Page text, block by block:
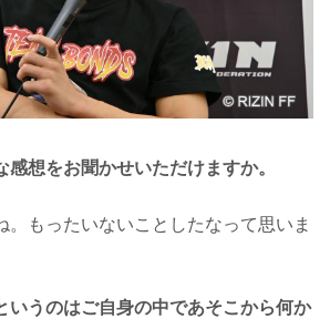
感想をお聞かせいただけますか。
もったいないことしたなって思いま
いうのはご自身の中であそこから何か